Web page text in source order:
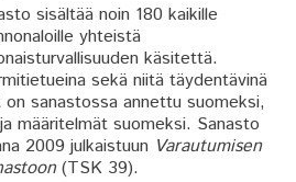
sisältää noin 180 kaikille
yhteistä
käsitettä.
sekä niitä täydentävinä
sanastossa annettu suomeksi,
määritelmät suomeksi. Sanasto
2009 julkaistuun Varautumisen
(TSK 39).